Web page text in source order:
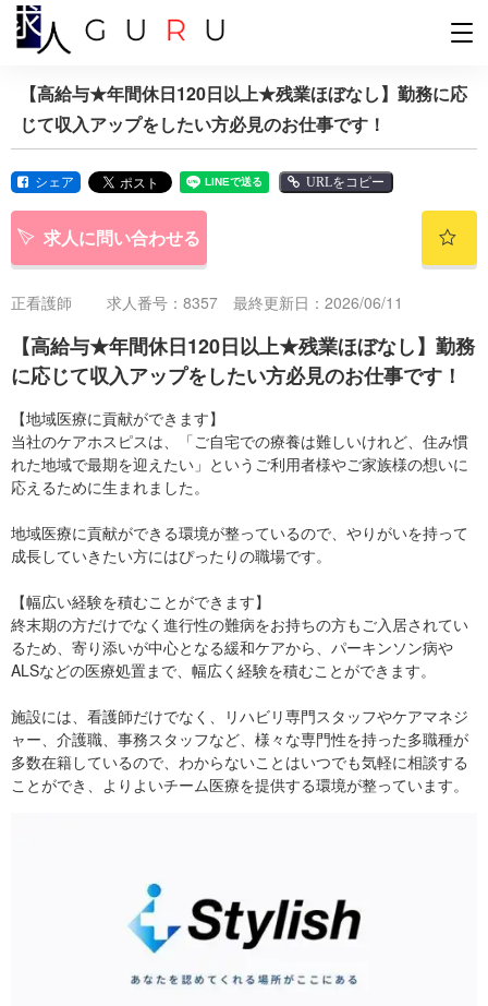
【高給与★年間休日120日以上★残業ほぼなし】勤務に応
じて収入アップをしたい方必見のお仕事です！
シェア URLをコピー
求人に問い合わせる
正看護師 求人番号：8357 最終更新日：2026/06/11
【高給与★年間休日120日以上★残業ほぼなし】勤務
に応じて収入アップをしたい方必見のお仕事です！
【地域医療に貢献ができます】
当社のケアホスピスは、「ご自宅での療養は難しいけれど、住み慣
れた地域で最期を迎えたい」というご利用者様やご家族様の想いに
応えるために生まれました。
地域医療に貢献ができる環境が整っているので、やりがいを持って
成長していきたい方にはぴったりの職場です。
【幅広い経験を積むことができます】
終末期の方だけでなく進行性の難病をお持ちの方もご入居されてい
るため、寄り添いが中心となる緩和ケアから、パーキンソン病や
ALSなどの医療処置まで、幅広く経験を積むことができます。
施設には、看護師だけでなく、リハビリ専門スタッフやケアマネジ
ャー、介護職、事務スタッフなど、様々な専門性を持った多職種が
多数在籍しているので、わからないことはいつでも気軽に相談する
ことができ、よりよいチーム医療を提供する環境が整っています。